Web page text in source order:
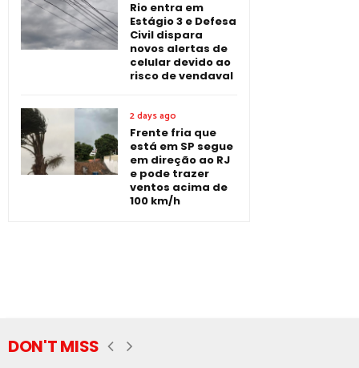
Rio entra em
Estágio 3 e Defesa
Civil dispara
novos alertas de
celular devido ao
risco de vendaval
2 days ago
Frente fria que
está em SP segue
em direção ao RJ
e pode trazer
ventos acima de
100 km/h
DON'T MISS